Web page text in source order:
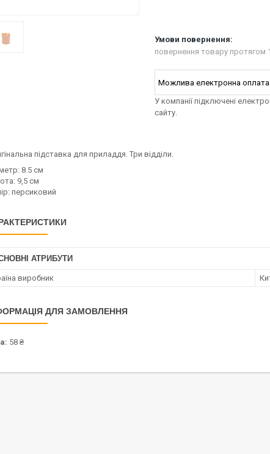
повернення товару протягом
У компанії підключені
сайту.
підставка для приладдя. Три відділи.
8.5 см
9,5 см
персиковий
АТРИБУТИ
виробник
ДЛЯ ЗАМОВЛЕННЯ
58 ₴